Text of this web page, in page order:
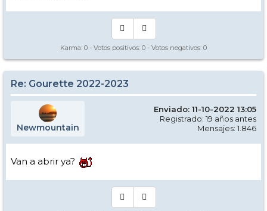
Karma: 0 - Votos positivos: 0 - Votos negativos: 0
Re: Gourette 2022-2023
Newmountain
Enviado: 11-10-2022 13:05
Registrado: 19 años antes
Mensajes: 1.846
Van a abrir ya?